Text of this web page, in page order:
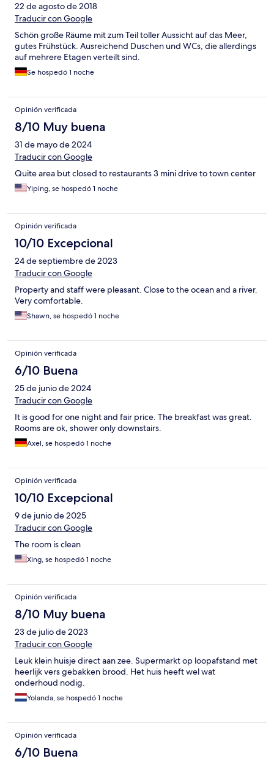
22 de agosto de 2018
Traducir con Google
Schön große Räume mit zum Teil toller Aussicht auf das Meer,
gutes Frühstück. Ausreichend Duschen und WCs, die allerdings
auf mehrere Etagen verteilt sind.
Se hospedó 1 noche
Opinión verificada
8/10 Muy buena
31 de mayo de 2024
Traducir con Google
Quite area but closed to restaurants 3 mini drive to town center
Yiping, se hospedó 1 noche
Opinión verificada
10/10 Excepcional
24 de septiembre de 2023
Traducir con Google
Property and staff were pleasant. Close to the ocean and a river.
Very comfortable.
Shawn, se hospedó 1 noche
Opinión verificada
6/10 Buena
25 de junio de 2024
Traducir con Google
It is good for one night and fair price. The breakfast was great.
Rooms are ok, shower only downstairs.
Axel, se hospedó 1 noche
Opinión verificada
10/10 Excepcional
9 de junio de 2025
Traducir con Google
The room is clean
Xing, se hospedó 1 noche
Opinión verificada
8/10 Muy buena
23 de julio de 2023
Traducir con Google
Leuk klein huisje direct aan zee. Supermarkt op loopafstand met
heerlijk vers gebakken brood. Het huis heeft wel wat
onderhoud nodig.
Yolanda, se hospedó 1 noche
Opinión verificada
6/10 Buena